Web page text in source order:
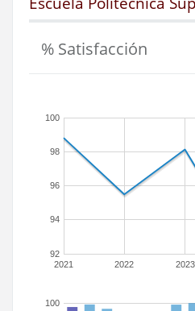
% Satisfacción
2021 2022 2023
92
94
96
98
100
100